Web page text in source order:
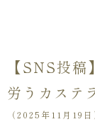
【SNS投
労うカステ
（2025年11月19日